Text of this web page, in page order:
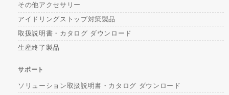
その他アクセサリー
アイドリングストップ対策製品
取扱説明書・カタログ ダウンロード
生産終了製品
サポート
ソリューション取扱説明書・カタログ ダウンロード